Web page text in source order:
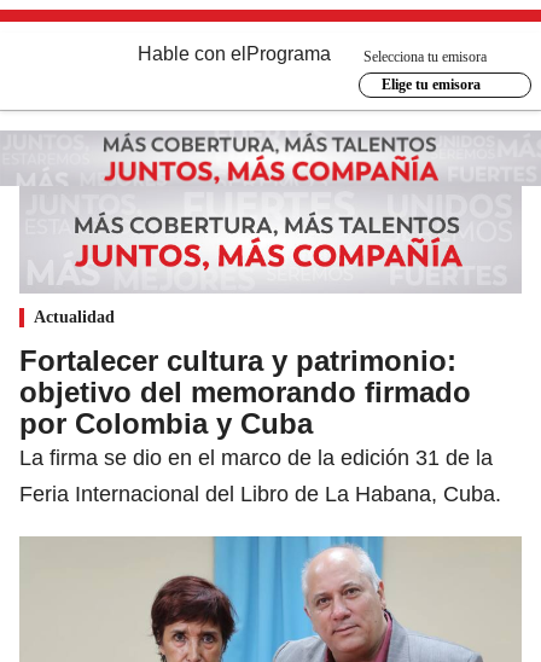
Hable con el Programa
Selecciona tu emisora
Elige tu emisora
Actualidad
Fortalecer cultura y patrimonio:
objetivo del memorando firmado
por Colombia y Cuba
La firma se dio en el marco de la edición 31 de la
Feria Internacional del Libro de La Habana, Cuba.